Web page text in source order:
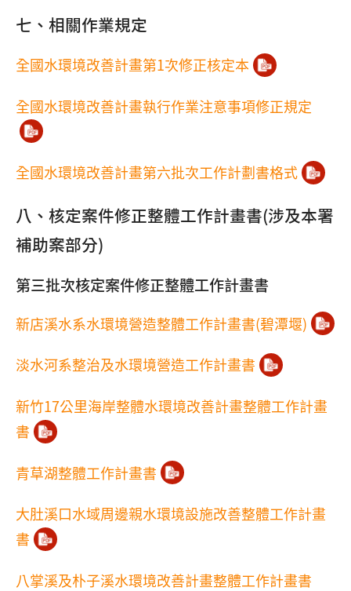
七、相關作業規定
全國水環境改善計畫第1次修正核定本
全國水環境改善計畫執行作業注意事項修正規定
全國水環境改善計畫第六批次工作計劃書格式
八、核定案件修正整體工作計畫書(涉及本署
補助案部分)
第三批次核定案件修正整體工作計畫書
新店溪水系水環境營造整體工作計畫書(碧潭堰)
淡水河系整治及水環境營造工作計畫書
新竹17公里海岸整體水環境改善計畫整體工作計畫
書
青草湖整體工作計畫書
大肚溪口水域周邊親水環境設施改善整體工作計畫
書
八掌溪及朴子溪水環境改善計畫整體工作計畫書